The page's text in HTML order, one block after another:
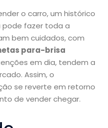
o carro, um histórico
fazer toda a
bem cuidados, com
para-brisa
em dia, tendem a
Assim, o
se reverte em retorno
de vender chegar.